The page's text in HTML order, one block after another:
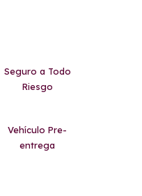
Seguro a Todo
Riesgo
Vehículo Pre-
entrega